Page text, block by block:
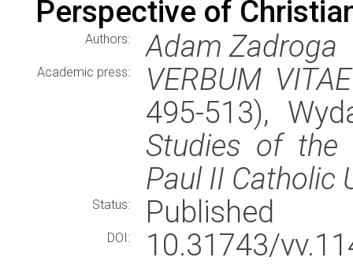
Perspective of
Authors: Adam Zadroga
Academic press: VERBUM VITAE
495-513),
Studies of the
Paul II Catholic
Status: Published
DOI:
10.31743/